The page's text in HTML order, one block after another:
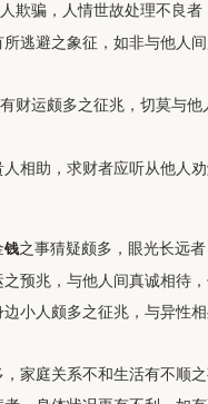
欺骗，人情世故处理不良者
逃避之象征，如非与他人
财运颇多之征兆，切莫与
人相助，求财者应听从他人
钱之事猜疑颇多，眼光长远者
之预兆，与他人间真诚相待
边小人颇多之征兆，与异性
，家庭关系不和生活有不顺